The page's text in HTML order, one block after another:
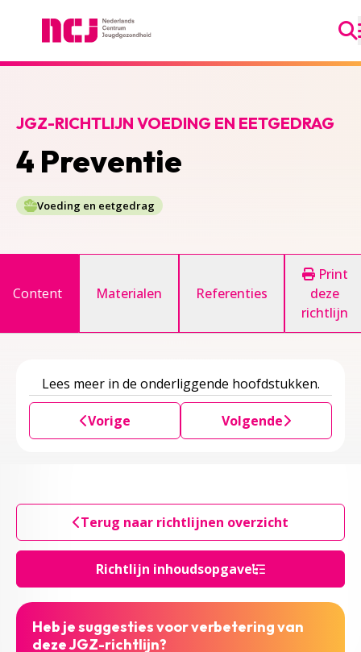
4 Preventie
JGZ-RICHTLIJN VOEDING EN EETGEDRAG
Voeding en eetgedrag
Richtlijn inhoudsopgave
Content Materialen Referenties
Print
deze
richtlijn
Lees meer in de onderliggende hoofdstukken.
Vorige Volgende
Terug naar richtlijnen overzicht
Heb je suggesties voor verbetering van
deze JGZ-richtlijn?